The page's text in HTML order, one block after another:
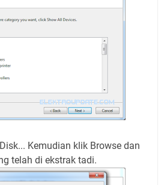
Kemudian klik Browse dan
telah di ekstrak tadi.